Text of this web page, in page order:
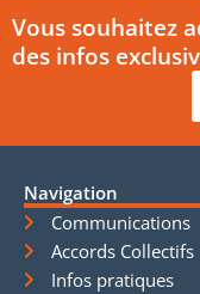
Vous souhaitez
des infos
Navigation
Communications
Accords Collectifs
Infos pratiques